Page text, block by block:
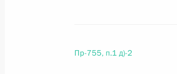
Пр-755, п.1 д)-2